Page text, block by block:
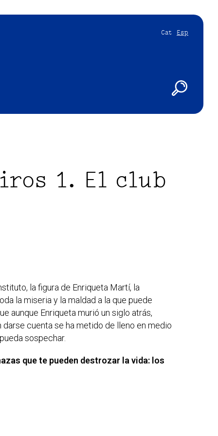
Cat Esp
1. El club
la figura de Enriqueta Martí, la
la miseria y la maldad a la que puede
aunque Enriqueta murió un siglo atrás,
cuenta se ha metido de lleno en medio
sospechar.
que te pueden destrozar la vida: los